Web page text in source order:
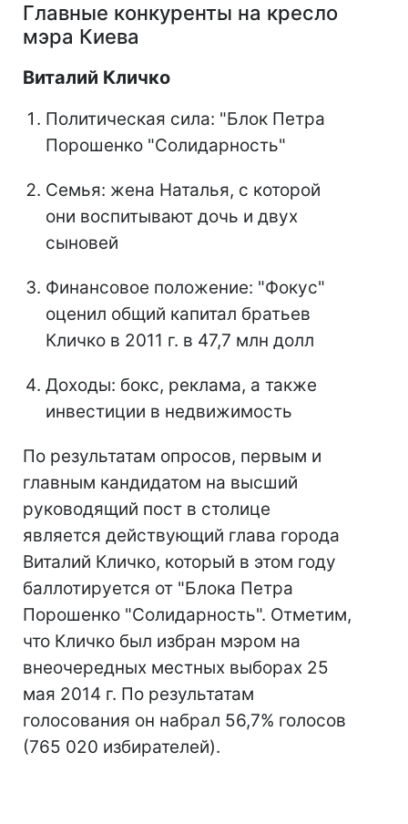
Главные конкуренты на кресло
мэра Киева
Виталий Кличко
Политическая сила: "Блок Петра
Порошенко "Солидарность"
Семья: жена Наталья, с которой
они воспитывают дочь и двух
сыновей
Финансовое положение: "Фокус"
оценил общий капитал братьев
Кличко в 2011 г. в 47,7 млн долл
Доходы: бокс, реклама, а также
инвестиции в недвижимость
По результатам опросов, первым и
главным кандидатом на высший
руководящий пост в столице
является действующий глава города
Виталий Кличко, который в этом году
баллотируется от "Блока Петра
Порошенко "Солидарность". Отметим,
что Кличко был избран мэром на
внеочередных местных выборах 25
мая 2014 г. По результатам
голосования он набрал 56,7% голосов
(765 020 избирателей).